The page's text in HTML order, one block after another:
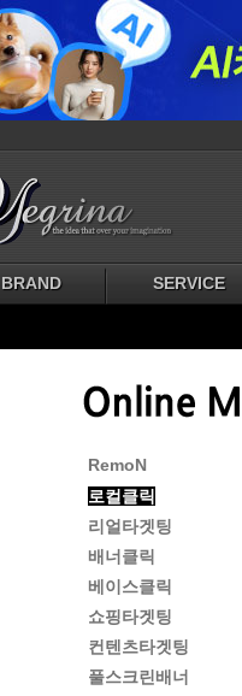
BRAND SERVICE
RemoN
로컬클릭
리얼타겟팅
배너클릭
베이스클릭
쇼핑타겟팅
컨텐츠타겟팅
풀스크린배너